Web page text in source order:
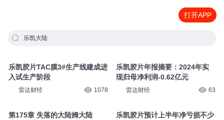
打开APP
乐凯大陆
乐凯胶片TAC膜3#生产线建成进
入试生产阶段
雷达财经 1078
第175章 失落的大陆姆大陆
乐凯胶片年报摘要：2024年实
现归母净利润-0.62亿元
雷达财经 63
乐凯胶片预计上半年净亏损不少